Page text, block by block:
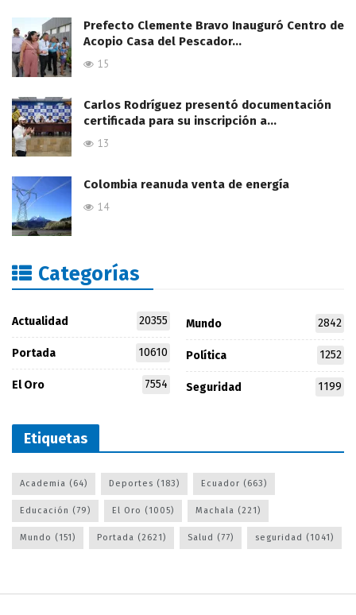
Prefecto Clemente Bravo Inauguró Centro de
Acopio Casa del Pescador…
15
Carlos Rodríguez presentó documentación
certificada para su inscripción a…
13
Colombia reanuda venta de energía
14
Categorías
Actualidad 20355
Portada 10610
El Oro 7554
Mundo 2842
Política 1252
Seguridad 1199
Etiquetas
Academia (64) Deportes (183) Ecuador (663)
Educación (79) El Oro (1005) Machala (221)
Mundo (151) Portada (2621) Salud (77) seguridad (1041)